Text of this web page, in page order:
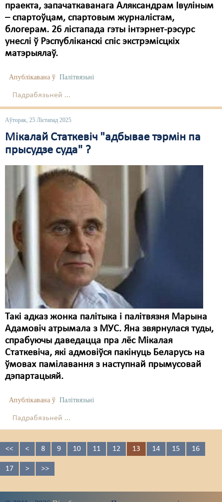
праекта, запачаткаванага Аляксандрам Івуліным
– спартоўцам, спартовым журналістам,
блогерам. 26 лістапада гэты інтэрнет-рэсурс
унеслі ў Рэспубліканскі спіс экстрэмісцкіх
матэрыялаў.
Апублікавана ў Палітвязьні
Падрабязьней ...
Аўторак, 25 Лістапад 2025
Мікалай Статкевіч "адбывае тэрмін па
прысудзе суда" ?
Такі адказ жонка палітыка і палітвязня Марына
Адамовіч атрымала з МУС. Яна звярнулася туды,
спрабуючы даведацца пра лёс Мікалая
Статкевіча, які адмовіўся пакінуць Беларусь на
ўмовах памілавання з наступнай прымусовай
дэпартацыяй.
Апублікавана ў Палітвязьні
Падрабязьней ...
<< < 8 9 10 11 12 13 14 15 16
17 > >>